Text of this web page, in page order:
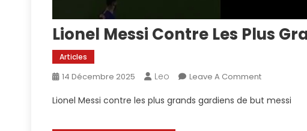
Lionel Messi Contre Les Plus
Articles
14 Décembre 2025 Leo Leave A CommentOn
Messi
Lionel Messi contre les plus grands gardiens de but messi